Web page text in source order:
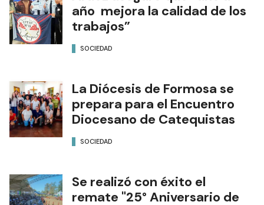
año mejora la calidad de los
trabajos”
SOCIEDAD
La Diócesis de Formosa se
prepara para el Encuentro
Diocesano de Catequistas
SOCIEDAD
Se realizó con éxito el
remate "25° Aniversario de